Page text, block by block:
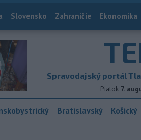
Slovensko Zahraničie Ekonomika
Spravodajský portál
Piatok 7.
Bratislavský Košický